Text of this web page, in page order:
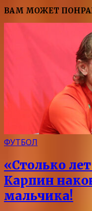
ВАМ МОЖЕТ
ФУТБОЛ
«Столько
Карпин
мальчика!